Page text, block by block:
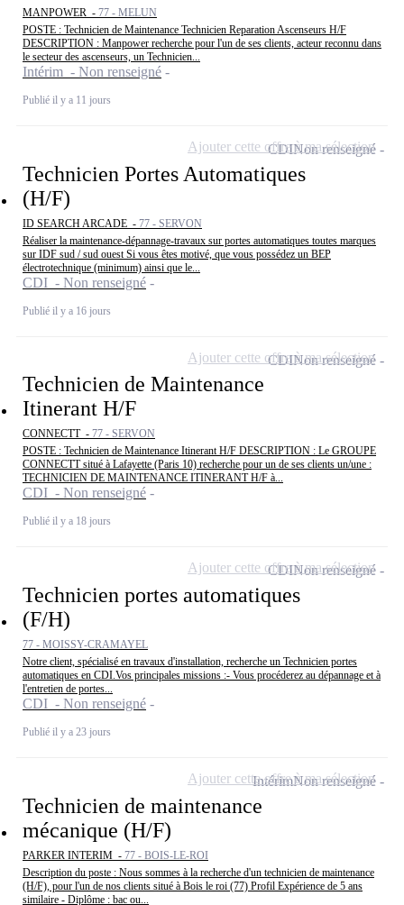
MANPOWER - 77 - MELUN
POSTE : Technicien de Maintenance Technicien Reparation Ascenseurs H/F
DESCRIPTION : Manpower recherche pour l'un de ses clients, acteur reconnu dans
le secteur des ascenseurs, un Technicien...
Intérim - Non renseigné
Publié il y a 11 jours
Technicien Portes Automatiques
(H/F)
ID SEARCH ARCADE - 77 - SERVON
Réaliser la maintenance-dépannage-travaux sur portes automatiques toutes marques
sur IDF sud / sud ouest Si vous êtes motivé, que vous possédez un BEP
électrotechnique (minimum) ainsi que le...
CDI - Non renseigné
Publié il y a 16 jours
CDINon renseigné
Ajouter cette offre à ma sélection
Technicien de Maintenance
Itinerant H/F
CONNECTT - 77 - SERVON
POSTE : Technicien de Maintenance Itinerant H/F DESCRIPTION : Le GROUPE
CONNECTT situé à Lafayette (Paris 10) recherche pour un de ses clients un/une :
TECHNICIEN DE MAINTENANCE ITINERANT H/F à...
CDI - Non renseigné
Publié il y a 18 jours
CDINon renseigné
Ajouter cette offre à ma sélection
Technicien portes automatiques
(F/H)
77 - MOISSY-CRAMAYEL
Notre client, spécialisé en travaux d'installation, recherche un Technicien portes
automatiques en CDI.Vos principales missions :- Vous procéderez au dépannage et à
l'entretien de portes...
CDI - Non renseigné
Publié il y a 23 jours
CDINon renseigné
Ajouter cette offre à ma sélection
Technicien de maintenance
mécanique (H/F)
PARKER INTERIM - 77 - BOIS-LE-ROI
Description du poste : Nous sommes à la recherche d'un technicien de maintenance
(H/F), pour l'un de nos clients situé à Bois le roi (77) Profil Expérience de 5 ans
similaire - Diplôme : bac ou...
IntérimNon renseigné
Ajouter cette offre à ma sélection